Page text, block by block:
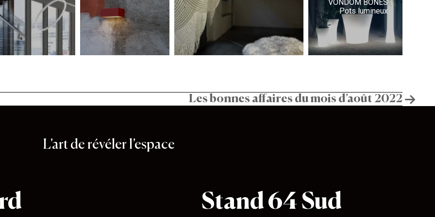
VONDOM BONES
Pots lumineux
Les bonnes affaires du mois d’août 2022
L’art de révéler l’espace
Stand 64 Sud